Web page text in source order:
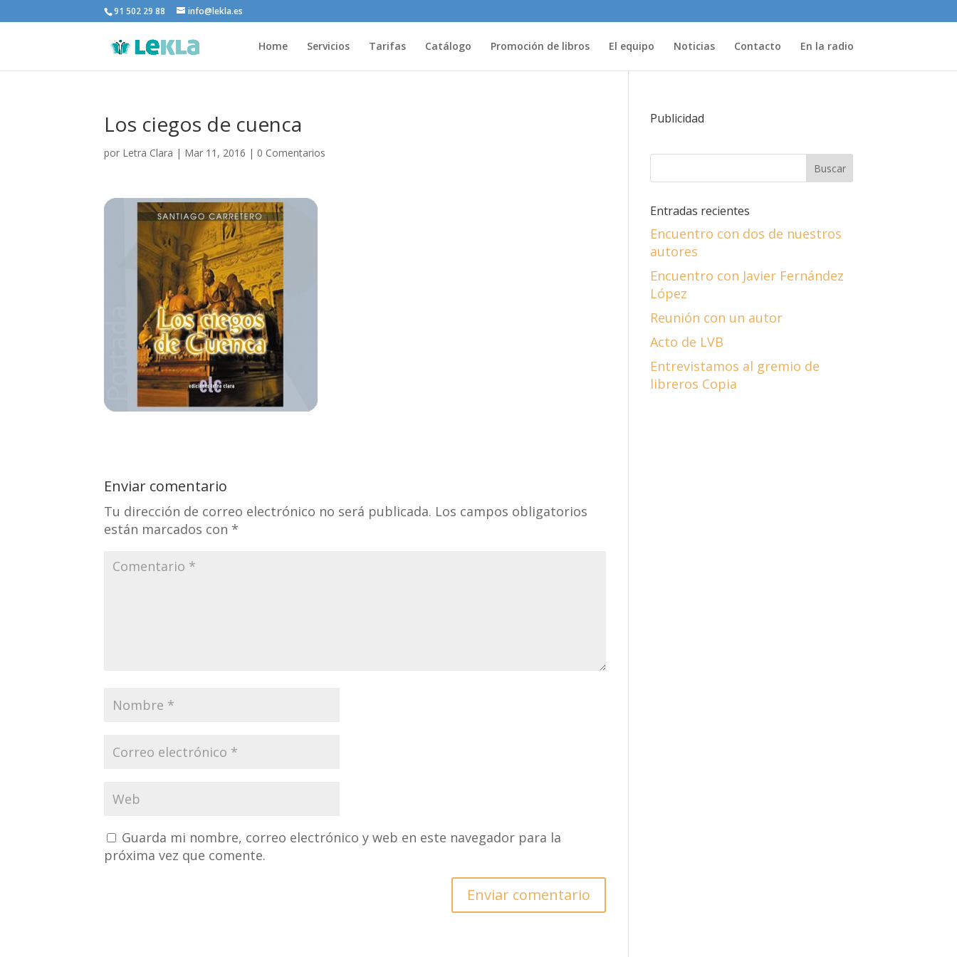
91 502 29 88 info@lekla.es
Home Servicios Tarifas Catálogo Promoción de libros El equipo Noticias Contacto En la radio
Los ciegos de cuenca
por Letra Clara | Mar 11, 2016 | 0 Comentarios
Enviar comentario
Tu dirección de correo electrónico no será publicada. Los campos obligatorios
están marcados con *
Guarda mi nombre, correo electrónico y web en este navegador para la
próxima vez que comente.
Publicidad
Entradas recientes
Encuentro con dos de nuestros
autores
Encuentro con Javier Fernández
López
Reunión con un autor
Acto de LVB
Entrevistamos al gremio de
libreros Copia